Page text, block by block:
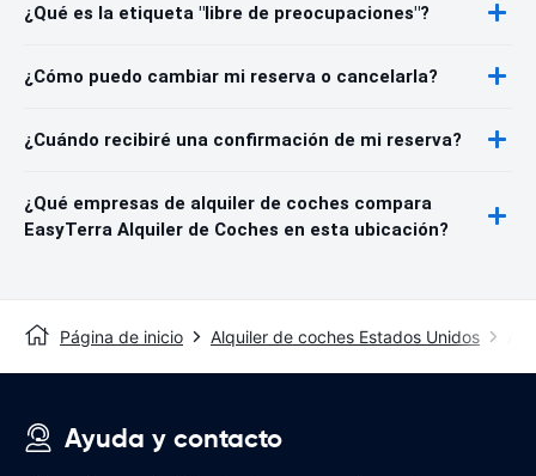
¿Qué es la etiqueta "libre de preocupaciones"?
¿Cómo puedo cambiar mi reserva o cancelarla?
¿Cuándo recibiré una confirmación de mi reserva?
¿Qué empresas de alquiler de coches compara
EasyTerra Alquiler de Coches en esta ubicación?
Página de inicio Alquiler de coches Estados Unidos
Ayuda y contacto